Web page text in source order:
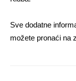
Sve dodatne
možete pronaći na